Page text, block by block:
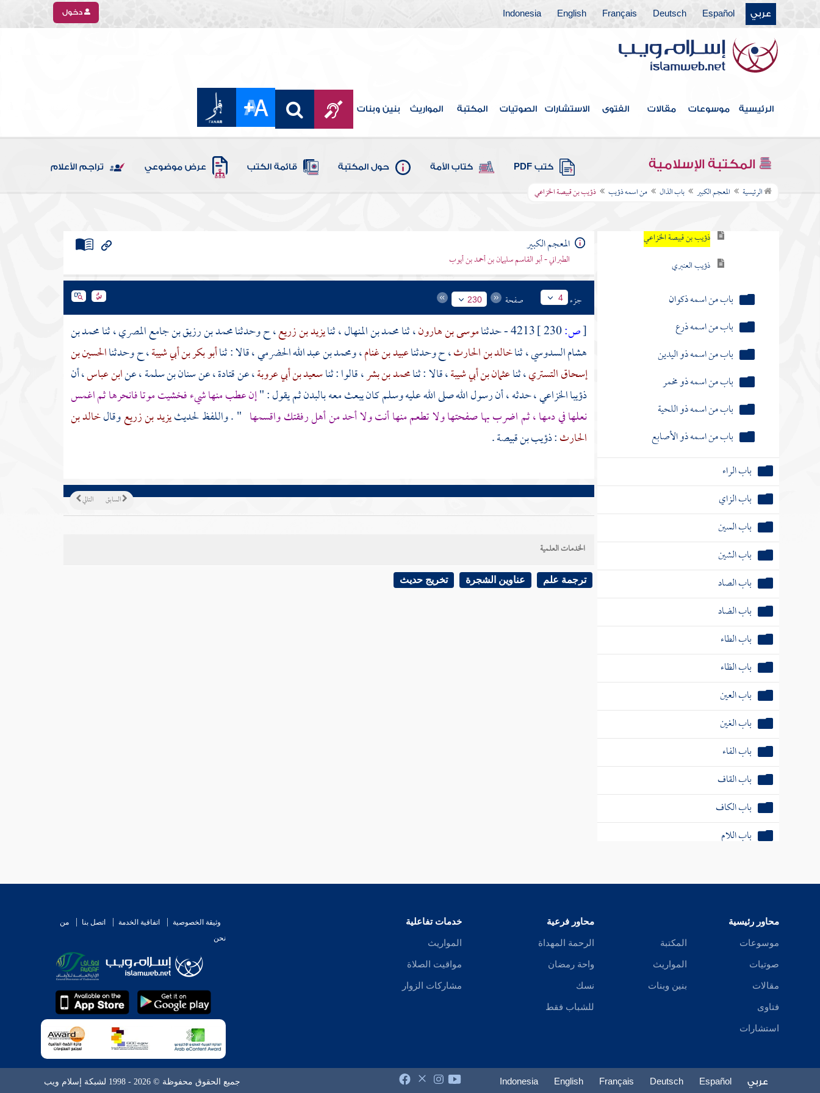
عربي Español
Deutsch
Français
English
Indonesia دخول
الرئيسية موسوعات مقالات الفتوى الاستشارات الصوتيات المكتبة المواريث بنين وبنات
المكتبة الإسلامية كتب PDF كتاب الأمة حول المكتبة قائمة الكتب عرض موضوعي تراجم الأعلام
الرئيسية المعجم الكبير باب الذال من اسمه ذؤيب ذؤيب بن قبيصة الخزاعي
باب التاء
باب الثاء
باب الحاء
باب الخاء
باب الدال
باب الذال
ذؤيب بن قبيصة الخزاعي
ذؤيب العنبري
باب من اسمه ذكوان
باب من اسمه ذرع
باب من اسمه ذو اليدين
باب من اسمه ذو مخمر
باب من اسمه ذو اللحية
باب من اسمه ذو الأصابع
باب الراء
باب الزاي
باب السين
باب الشين
باب الصاد
باب الضاد
باب الطاء
باب الظاء
باب العين
باب الغين
باب الفاء
باب القاف
باب الكاف
باب اللام
باب الهاء
باب اللام ألف
مسند النساء
المعجم الكبير
الطبراني - أبو القاسم سليمان بن أحمد بن أيوب
جزء 4 صفحة 230
[ص: 4213 - حدثنا موسى بن هارون، ثنامحمد بن المنهال، ثنايزيد بن زريع، ح وحدثنامحمد بن رزيق بن جامع المصري، ثنامحمد بن
هشام السدوسي، ثناخالد بن الحارث، ح وحدثناعبيد بن غنام،ومحمد بن عبد الله الحضرمي، قالا : ثناأبو بكر بن أبي شيبة، ح وحدثناالحسين بن
إسحاق التستري، ثناعثمان بن أبي شيبة، قالا : ثنامحمد بن بشر، قالوا : ثناسعيد بن أبي عروبة، عنقتادة، عنسنان بن سلمة، عنابن عباس، أن
ذؤيبا الخزاعي، حدثه ، أن رسول الله صلى الله عليه وسلم كان يبعث معه بالبدن ثم يقول : "إن عطب منها شيء فخشيت موتا فانحرها ثم اغمس
نعلها في دمها ، ثم اضرب بها صفحتها ولا تطعم منها أنت ولا أحد من أهل رفقتك واقسمها " . واللفظ لحديثيزيد بن زريعوقالخالد بن
الحارث:ذؤيب بن قبيصة.
التالي السابق
الخدمات العلمية
ترجمة علم عناوين الشجرة تخريج حديث
محاور رئيسية
موسوعات
صوتيات
مقالات
فتاوى
استشارات
المكتبة
المواريث
بنين وبنات
محاور فرعية
الرحمة المهداة
واحة رمضان
نسك
للشباب فقط
خدمات تفاعلية
المواريث
مواقيت الصلاة
مشاركات الزوار
وثيقة الخصوصية اتفاقية الخدمة اتصل بنا
من
نحن
عربي Español
Deutsch
Français
English
Indonesia جميع الحقوق محفوظة © 2026 - 1998 لشبكة إسلام ويب